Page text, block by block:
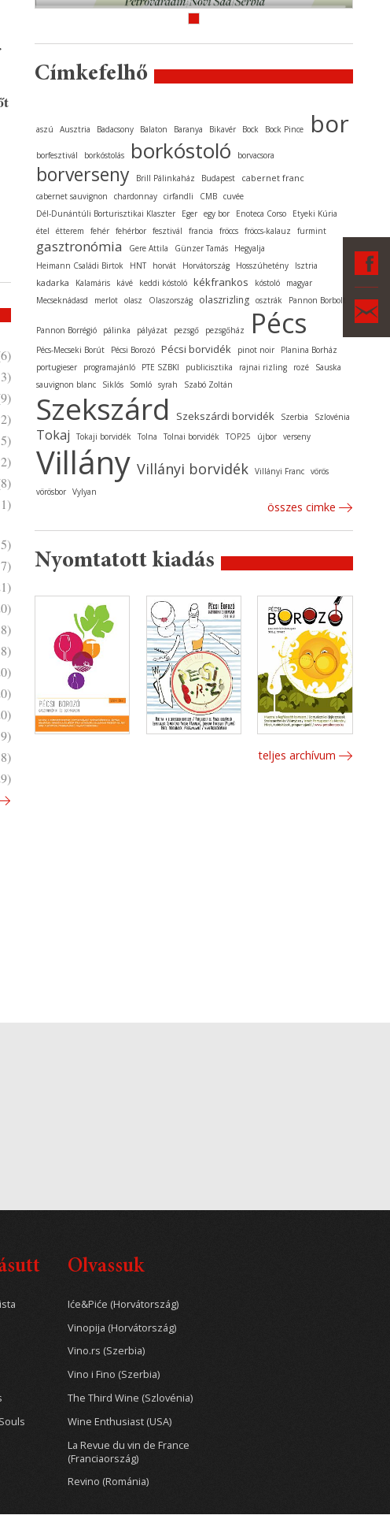
Címkefelhő
aszú Ausztria Badacsony Balaton Baranya Bikavér Bock Bock Pince bor
borfesztivál borkóstolás borkóstoló borvacsora
borverseny Brill Pálinkaház Budapest cabernet franc
cabernet sauvignon chardonnay cirfandli CMB cuvée
Dél-Dunántúli Borturisztikai Klaszter
Eger egy bor Enoteca Corso
Etyeki Kúria
étel
étterem fehér fehérbor fesztivál francia fröccs fröccs-kalauz furmint
gasztronómia Gere Attila Günzer Tamás
Hegyalja
Heimann Családi Birtok
HNT horvát Horvátország Hosszúhetény Isztria
kadarka Kalamáris kávé keddi kóstoló kékfrankos kóstoló
magyar
Mecseknádasd
merlot olasz Olaszország olaszrizling osztrák Pannon Borbolt
Pannon Borrégió pálinka pályázat pezsgő pezsgőház Pécs
Pécs-Mecseki Borút Pécsi Borozó Pécsi borvidék pinot noir
Planina Borház
portugieser
programajánló PTE SZBKI publicisztika rajnai rizling rozé
Sauska
sauvignon blanc
Siklós Somló syrah Szabó Zoltán
Szekszárd Szekszárdi borvidék Szerbia Szlovénia
Tokaj Tokaji borvidék Tolna Tolnai borvidék TOP25 újbor verseny
Villány Villányi borvidék Villányi Franc vörös
vörösbor Vylyan
összes cimke
Nyomtatott kiadás
teljes archívum
Olvassuk
Iće&Piće (Horvátország)
Vinopija (Horvátország)
Vino.rs (Szerbia)
Vino i Fino (Szerbia)
The Third Wine (Szlovénia)
Wine Enthusiast (USA)
La Revue du vin de France
(Franciaország)
Revino (Románia)